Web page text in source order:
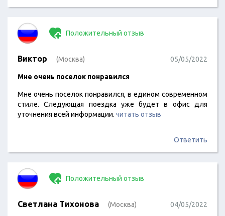
Положительный отзыв
Виктор (Москва) 05/05/2022
Мне очень поселок понравился
Мне очень поселок понравился, в едином современном
стиле. Следующая поездка уже будет в офис для
уточнения всей информации. читать отзыв
Ответить
Положительный отзыв
Светлана Тихонова (Москва) 04/05/2022